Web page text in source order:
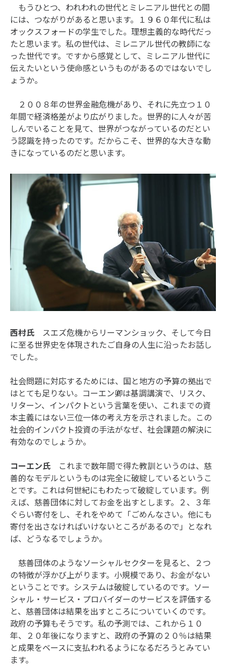
もうひとつ、われわれの世代とミレニアル世代との間
には、つながりがあると思います。１９６０年代に私は
オックスフォードの学生でした。理想主義的な時代だっ
たと思います。私の世代は、ミレニアル世代の教師にな
った世代です。ですから感覚として、ミレニアル世代に
伝えたいという使命感というものがあるのではないでし
ょうか。
２００８年の世界金融危機があり、それに先立つ１０
年間で経済格差がより広がりました。世界的に人々が苦
しんでいることを見て、世界がつながっているのだとい
う認識を持ったのです。だからこそ、世界的な大きな動
きになっているのだと思います。
西村氏 スエズ危機からリーマンショック、そして今日
に至る世界史を体現されたご自身の人生に沿ったお話し
でした。
社会問題に対応するためには、国と地方の予算の拠出で
はとても足りない。コーエン卿は基調講演で、リスク、
リターン、インパクトという言葉を使い、これまでの資
本主義にはない三位一体の考え方を示されました。この
社会的インパクト投資の手法がなぜ、社会課題の解決に
有効なのでしょうか。
コーエン氏 これまで数年間で得た教訓というのは、慈
善的なモデルというものは完全に破綻しているというこ
とです。これは何世紀にもわたって破綻しています。例
えば、慈善団体に対してお金を出すとします。２、３年
ぐらい寄付をし、それをやめて「ごめんなさい。他にも
寄付を出さなければいけないところがあるので」となれ
ば、どうなるでしょうか。
慈善団体のようなソーシャルセクターを見ると、２つ
の特徴が浮かび上がります。小規模であり、お金がない
ということです。システムは破綻しているのです。ソー
シャル・サービス・プロバイダーのサービスを評価する
と、慈善団体は結果を出すところについていくのです。
政府の予算もそうです。私の予測では、これから１０
年、２０年後になりますと、政府の予算の２０％は結果
と成果をベースに支払われるようになるだろうとみてい
ます。